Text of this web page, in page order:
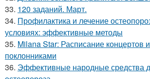
33. 120 заданий. Март.
34. Профилактика и лечение
условиях: эффективные методы
35. Milana Star: Расписание концертов
поклонниками
36. Эффективные народные средства